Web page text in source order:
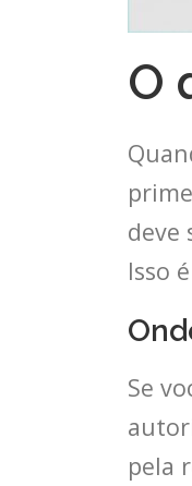
O
deve
Isso
Se
pela